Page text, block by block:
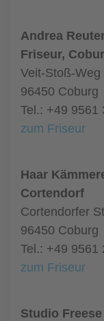
Andrea
Friseur,
Veit-Stoß-Weg
96450 Coburg
Tel.: +49 9561
zum Friseur
Haar
Cortendorf
Cortendorfer
96450 Coburg
Tel.: +49 9561
zum Friseur
Studio